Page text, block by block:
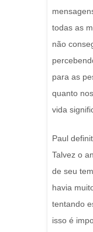
todas as
não
para as
quanto
vida
Paul
Talvez o
de seu
havia
tentando
isso é